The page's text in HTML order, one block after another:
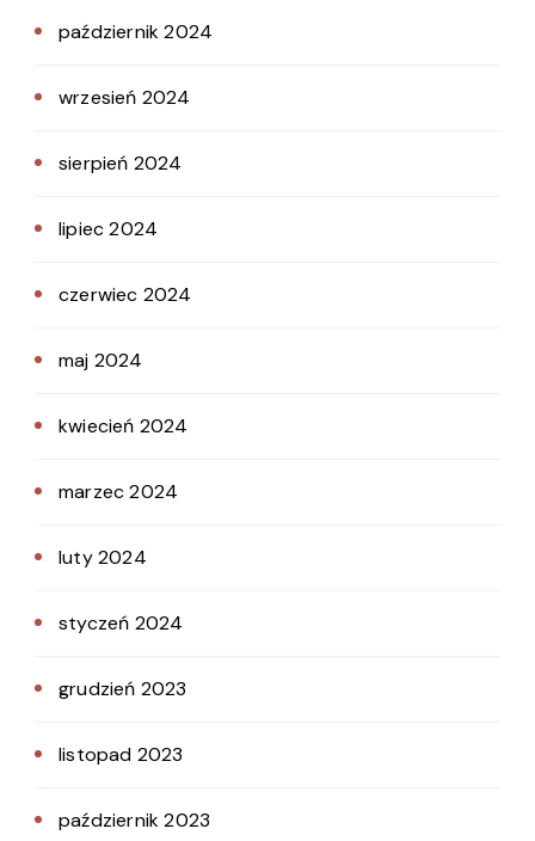
październik 2024
wrzesień 2024
sierpień 2024
lipiec 2024
czerwiec 2024
maj 2024
kwiecień 2024
marzec 2024
luty 2024
styczeń 2024
grudzień 2023
listopad 2023
październik 2023